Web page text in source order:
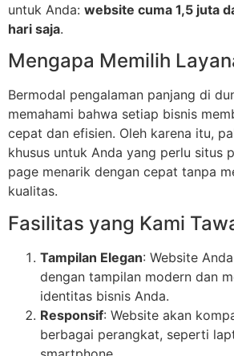
untuk Anda: website cuma 1,5 juta
hari saja.
Mengapa Memilih
Bermodal pengalaman panjang di
memahami bahwa setiap bisnis
cepat dan efisien. Oleh karena itu,
khusus untuk Anda yang perlu situs
page menarik dengan cepat tanpa
kualitas.
Fasilitas yang Kami
Tampilan Elegan: Website
dengan tampilan modern dan
identitas bisnis Anda.
Responsif: Website akan
berbagai perangkat, seperti